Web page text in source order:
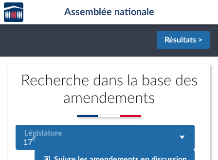
Aller au contenu
Aller en bas de la page
Accèder
à la
page
Assemblée nationale
Résultats >
Recherche dans la base des
amendements
Législature
17e